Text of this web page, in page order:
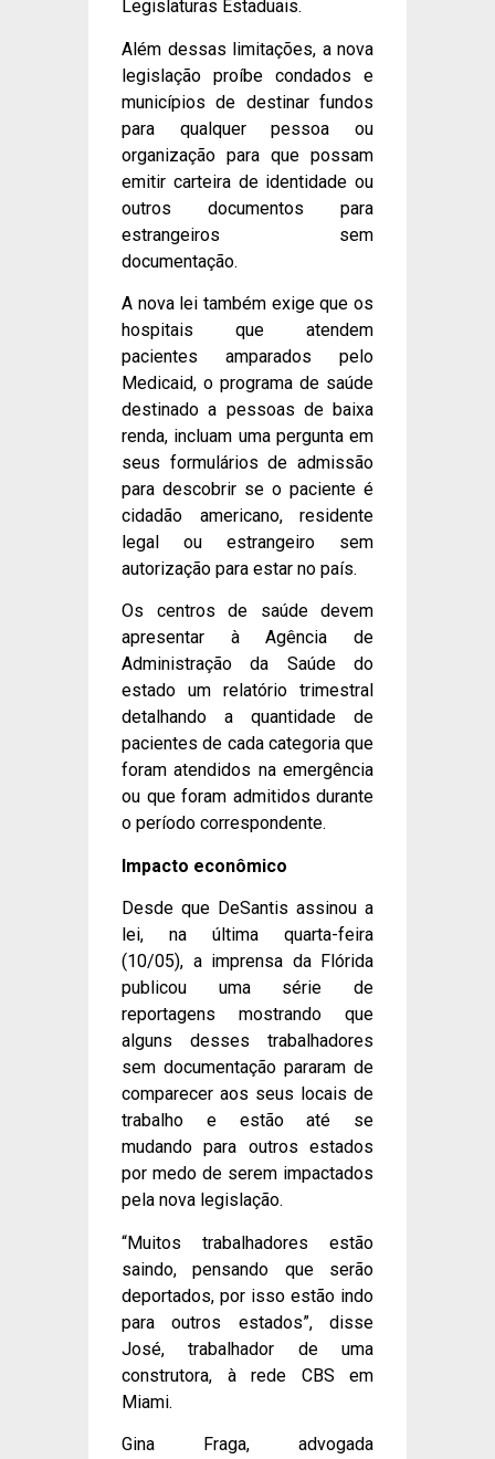
Legislaturas Estaduais.
Além dessas limitações, a nova
legislação proíbe condados e
municípios de destinar fundos
para qualquer pessoa ou
organização para que possam
emitir carteira de identidade ou
outros documentos para
estrangeiros sem
documentação.
A nova lei também exige que os
hospitais que atendem
pacientes amparados pelo
Medicaid, o programa de saúde
destinado a pessoas de baixa
renda, incluam uma pergunta em
seus formulários de admissão
para descobrir se o paciente é
cidadão americano, residente
legal ou estrangeiro sem
autorização para estar no país.
Os centros de saúde devem
apresentar à Agência de
Administração da Saúde do
estado um relatório trimestral
detalhando a quantidade de
pacientes de cada categoria que
foram atendidos na emergência
ou que foram admitidos durante
o período correspondente.
Impacto econômico
Desde que DeSantis assinou a
lei, na última quarta-feira
(10/05), a imprensa da Flórida
publicou uma série de
reportagens mostrando que
alguns desses trabalhadores
sem documentação pararam de
comparecer aos seus locais de
trabalho e estão até se
mudando para outros estados
por medo de serem impactados
pela nova legislação.
“Muitos trabalhadores estão
saindo, pensando que serão
deportados, por isso estão indo
para outros estados”, disse
José, trabalhador de uma
construtora, à rede CBS em
Miami.
Gina Fraga, advogada